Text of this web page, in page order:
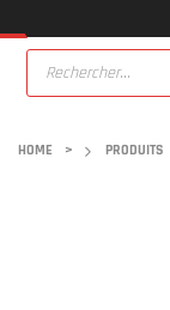
HOME > PRODUITS